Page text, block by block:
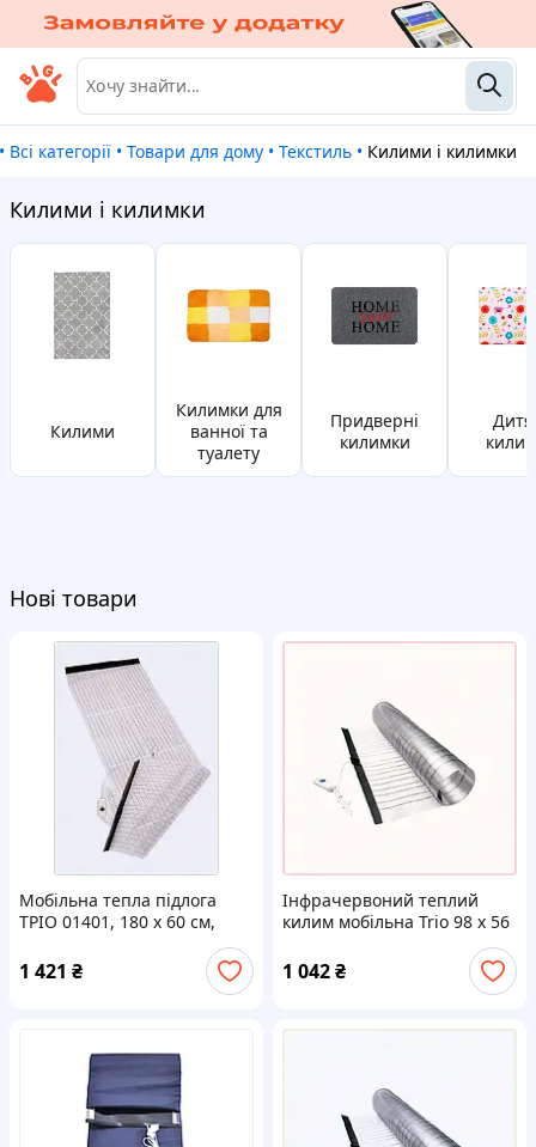
• Всі категорії • Товари для дому • Текстиль • Килими і килимки
Килими і килимки
килими
Килимки для
ванної та
туалету
придверні
килимки
дитячі
Нові товари
Мобільна тепла підлога
ТРІО 01401, 180 х 60 см,
1 421 ₴
Інфрачервоний теплий
килим мобільна Trio 98 х 56
1 042₴